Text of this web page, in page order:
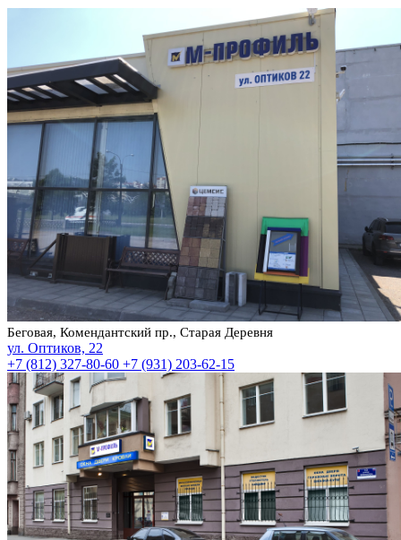
Беговая, Комендантский пр., Старая Деревня
ул. Оптиков, 22
+7 (812) 327-80-60 +7 (931) 203-62-15